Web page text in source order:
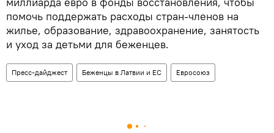
помочь поддержать расходы стран-членов на
жилье, образование, здравоохранение, занятость
и уход за детьми для беженцев.
Пресс-дайджест Беженцы в Латвии и ЕС Евросоюз